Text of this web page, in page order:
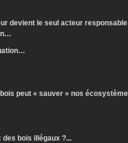
devient le seul acteur
peut « sauver » nos
des bois illégaux ?...